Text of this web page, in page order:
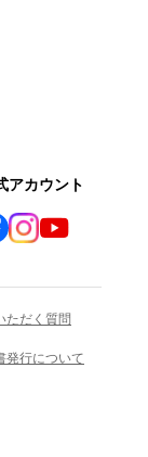
アカウント
ただく質問
発行について